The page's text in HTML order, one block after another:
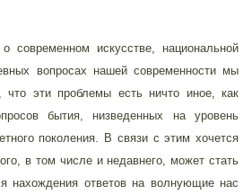
современном искусстве, национальной
вопросах нашей современности мы
эти проблемы есть ничто иное, как
бытия, низведенных на уровень
поколения. В связи с этим хочется
в том числе и недавнего, может стать
нахождения ответов на волнующие нас